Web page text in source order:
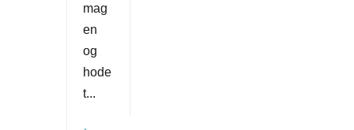
mag
en
og
hode
t...